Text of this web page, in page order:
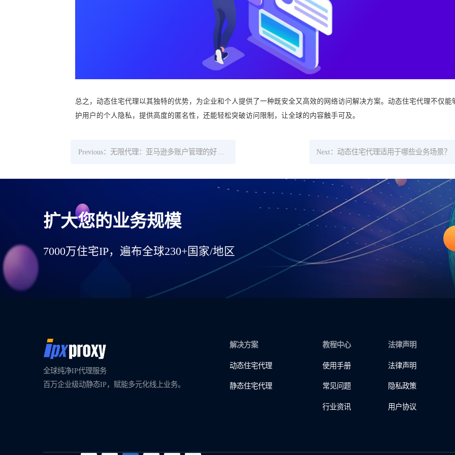
总之，动态住宅代理以其独特的优势，为企业和个人提供了一种既安全又高效的网络访问解决方案。动态住宅代理不仅能
护用户的个人隐私，提供高度的匿名性，还能轻松突破访问限制，让全球的内容触手可及。
Previous：无限代理：亚马逊多账户管理的好工具！ Next：动态住宅代理适用于哪些业务场景？
扩大您的业务规模
7000万住宅IP，遍布全球230+国家/地区
全球纯净IP代理服务
百万企业级动静态IP，赋能多元化线上业务。
解决方案
动态住宅代理
静态住宅代理
教程中心
使用手册
常见问题
行业资讯
法律声明
法律声明
隐私政策
用户协议